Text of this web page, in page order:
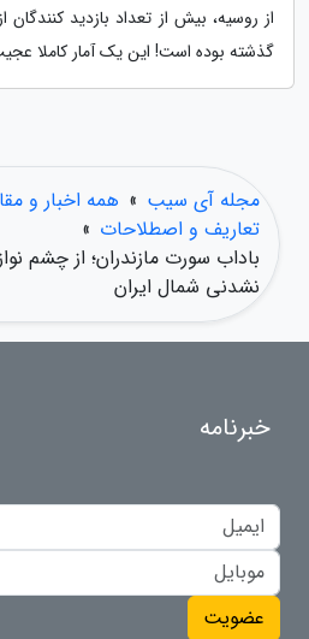
از روسیه، بیش از تعداد بازدید
گذشته بوده است! این یک آمار کاملا
مجله آی سیب » همه اخبار و
تعاریف و اصطلاحات »
باداب سورت مازندران؛ از چشم
نشدنی شمال ایران
خبرنامه
عضویت